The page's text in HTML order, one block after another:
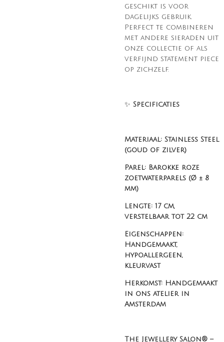
geschikt is voor
dagelijks gebruik.
Perfect te combineren
met andere sieraden uit
onze collectie of als
verfijnd statement piece
op zichzelf.
✨ Specificaties
Materiaal: Stainless Steel
(goud of zilver)
Parel: Barokke roze
zoetwaterparels (Ø ± 8
mm)
Lengte: 17 cm,
verstelbaar tot 22 cm
Eigenschappen:
Handgemaakt,
hypoallergeen,
kleurvast
Herkomst: Handgemaakt
in ons atelier in
Amsterdam
The Jewellery Salon® –